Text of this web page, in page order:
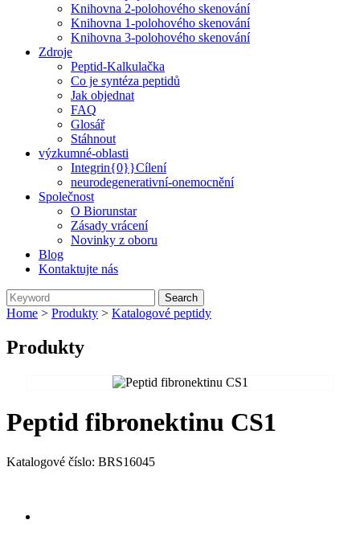
Knihovna 2-polohového skenování
Knihovna 1-polohového skenování
Knihovna 3-polohového skenování
Zdroje
Peptid-Kalkulačka
Co je syntéza peptidů
Jak objednat
FAQ
Glosář
Stáhnout
výzkumné-oblasti
Integrin{0}}Cílení
neurodegenerativní-onemocnění
Společnost
O Biorunstar
Zásady vrácení
Novinky z oboru
Blog
Kontaktujte nás
Home > Produkty > Katalogové peptidy
Produkty
Peptid fibronektinu CS1
Katalogové číslo: BRS16045